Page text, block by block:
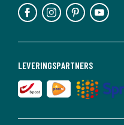
LEVERINGSPARTNERS